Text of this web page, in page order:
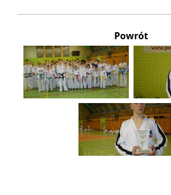
Powrót